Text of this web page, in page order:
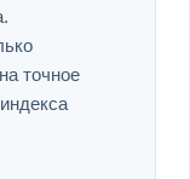
точное